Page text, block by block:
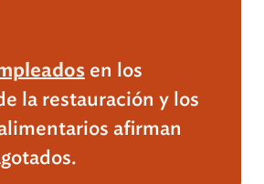
en los
la restauración y los
afirman